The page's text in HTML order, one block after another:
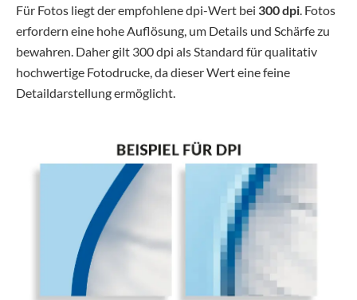
Für Fotos liegt der empfohlene dpi-Wert bei 300 dpi . Fotos
erfordern eine hohe Auflösung, um Details und Schärfe zu
bewahren. Daher gilt 300 dpi als Standard für qualitativ
hochwertige Fotodrucke, da dieser Wert eine feine
Detaildarstellung ermöglicht.